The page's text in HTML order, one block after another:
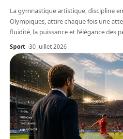
La gymnastique artistique, discipline
Olympiques, attire chaque fois une
fluidité, la puissance et l'élégance des
Sport 30 juillet 2026